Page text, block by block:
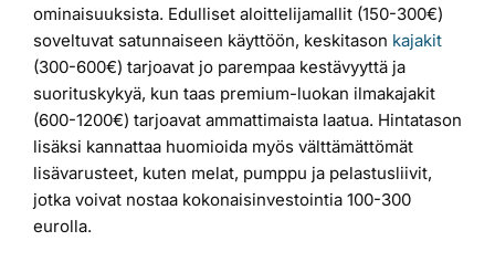
ominaisuuksista. Edulliset aloittelijamallit (150-300€)
soveltuvat satunnaiseen käyttöön, keskitason kajakit
(300-600€) tarjoavat jo parempaa kestävyyttä ja
suorituskykyä, kun taas premium-luokan ilmakajakit
(600-1200€) tarjoavat ammattimaista laatua. Hintatason
lisäksi kannattaa huomioida myös välttämättömät
lisävarusteet, kuten melat, pumppu ja pelastusliivit,
jotka voivat nostaa kokonaisinvestointia 100-300
eurolla.